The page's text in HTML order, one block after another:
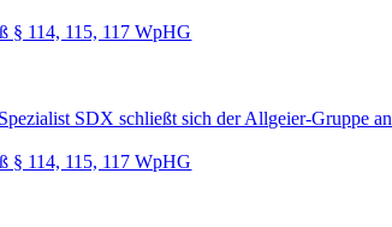
§ 114, 115, 117 WpHG
SDX schließt sich der Allgeier-Gruppe an
§ 114, 115, 117 WpHG